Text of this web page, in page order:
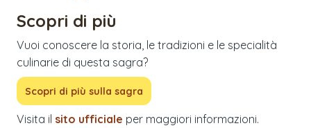
Scopri di più
Vuoi conoscere la storia, le tradizioni e le specialità
culinarie di questa sagra?
Scopri di più sulla sagra
Visita il sito ufficiale per maggiori informazioni.